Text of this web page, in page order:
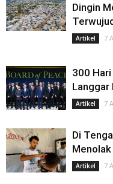
Dingin
Artikel 7
300
Langgar
Artikel 7
Di
Artikel 7